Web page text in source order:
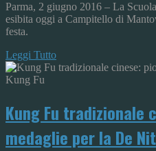
Parma, 2 giugno 2016 – La
esibita oggi a Campitello di
festa.
Leggi Tutto
Kung Fu tradizionale
medaglie per la De